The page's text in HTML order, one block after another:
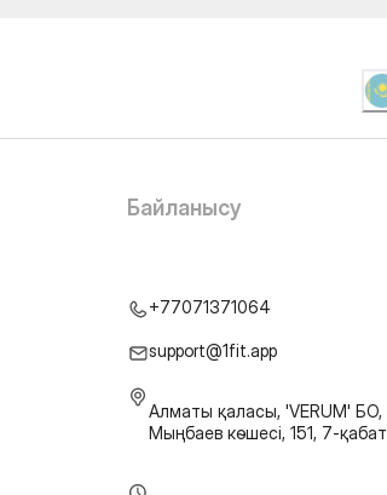
Байланысу
+77071371064
support@1fit.app
Алматы қаласы, 'VERUM' БО,
Мыңбаев көшесі, 151, 7-қабат